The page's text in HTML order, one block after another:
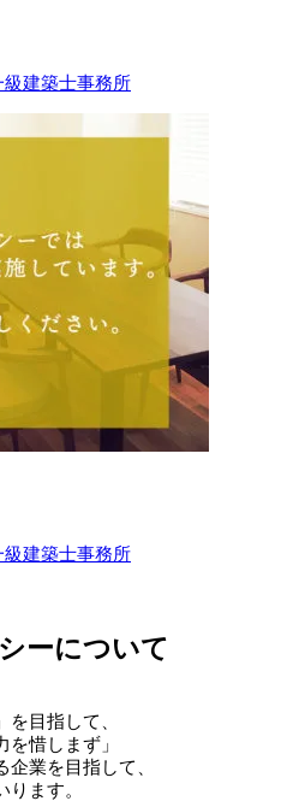
建築士事務所
建築士事務所
ーについて
を目指して、
を惜しまず」
業を目指して、
ます。